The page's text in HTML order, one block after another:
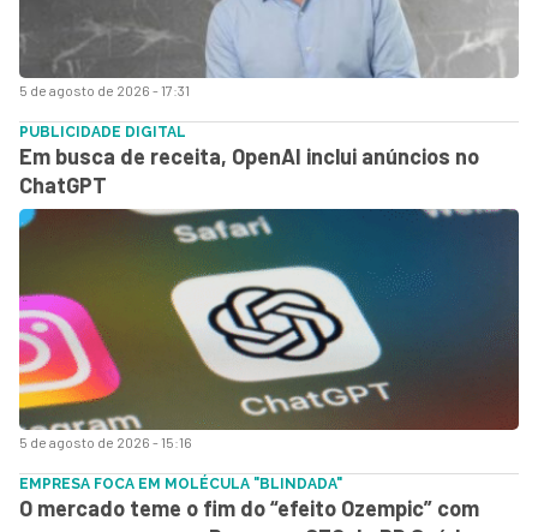
5 de agosto de 2026 - 17:31
5 de agosto de 2026 - 15:16
PUBLICIDADE DIGITAL
Em busca de receita, OpenAI inclui anúncios no
ChatGPT
EMPRESA FOCA EM MOLÉCULA "BLINDADA"
O mercado teme o fim do “efeito Ozempic” com